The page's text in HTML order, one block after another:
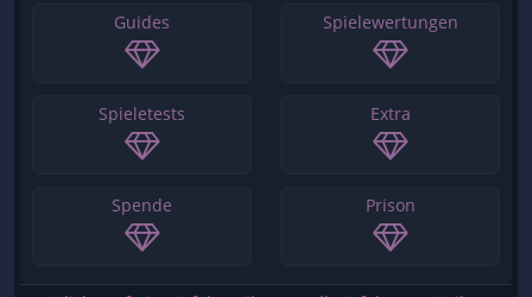
Guides Spielewertungen
Spieletests Extra
Spende Prison